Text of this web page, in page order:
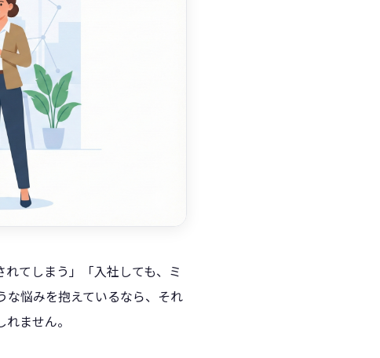
てしまう」「入社しても、ミ
悩みを抱えているなら、それ
ません。